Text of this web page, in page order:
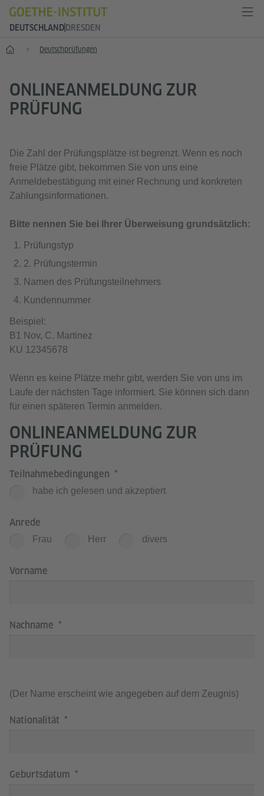
DEUTSCHLAND DRESDEN
-- Deutsch­prüfungen
ONLINEANMELDUNG ZUR
PRÜFUNG
Die Zahl der Prüfungsplätze ist begrenzt. Wenn es noch
freie Plätze gibt, bekommen Sie von uns eine
Anmeldebestätigung mit einer Rechnung und konkreten
Zahlungsinformationen.
Bitte nennen Sie bei Ihrer Überweisung grundsätzlich:
Prüfungstyp
2. Prüfungstermin
Namen des Prüfungsteilnehmers
Kundennummer
Beispiel:
B1 Nov, C. Martinez
KU 12345678
Wenn es keine Plätze mehr gibt, werden Sie von uns im
Laufe der nächsten Tage informiert. Sie können sich dann
für einen späteren Termin anmelden.
ONLINEANMELDUNG ZUR
PRÜFUNG
Teilnahmebedingungen
habe ich gelesen und akzeptiert
Anrede
Frau Herr divers
Vorname
Nachname
(Der Name erscheint wie angegeben auf dem Zeugnis)
Nationalität
Geburtsdatum